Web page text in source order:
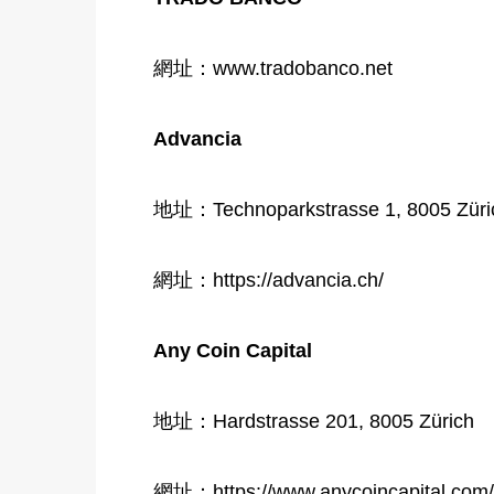
網址：www.tradobanco.net
Advancia
地址：Technoparkstrasse 1, 8005
網址：https://advancia.ch/
Any Coin Capital
地址：Hardstrasse 201, 8005 Zürich